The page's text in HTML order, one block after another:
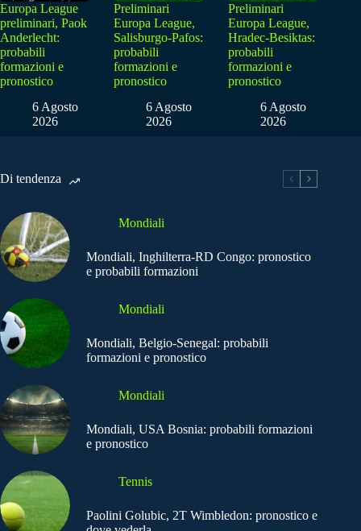
Europa League
preliminari, Paok
Anderlecht:
probabili
formazioni e
pronostico
6 Agosto
2026
Preliminari
Europa League,
Salisburgo-Pafos:
probabili
formazioni e
pronostico
6 Agosto
2026
Preliminari
Europa League,
Hradec-Besiktas:
probabili
formazioni e
pronostico
6 Agosto
2026
Di tendenza
Mondiali
Mondiali, Inghilterra-RD Congo: pronostico
e probabili formazioni
Mondiali
Mondiali, Belgio-Senegal: probabili
formazioni e pronostico
Mondiali
Mondiali, USA Bosnia: probabili formazioni
e pronostico
Tennis
Paolini Golubic, 2T Wimbledon: pronostico e